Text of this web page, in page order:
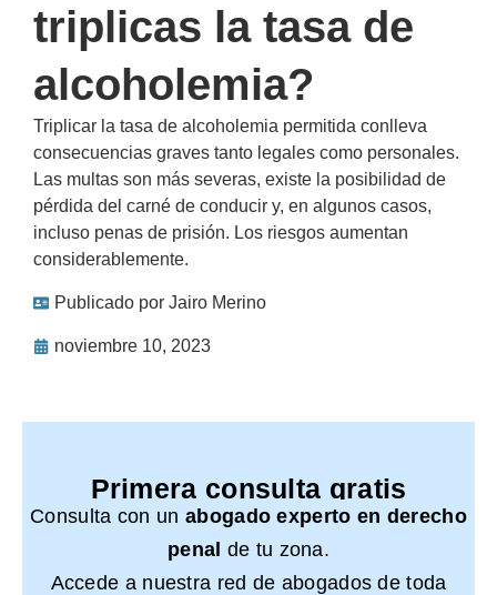
triplicas la tasa de
alcoholemia?
Triplicar la tasa de alcoholemia permitida conlleva
consecuencias graves tanto legales como personales.
Las multas son más severas, existe la posibilidad de
pérdida del carné de conducir y, en algunos casos,
incluso penas de prisión. Los riesgos aumentan
considerablemente.
Publicado por Jairo Merino
noviembre 10, 2023
Primera consulta gratis
Consulta con un abogado experto en derecho
penal de tu zona.
Accede a nuestra red de abogados de toda